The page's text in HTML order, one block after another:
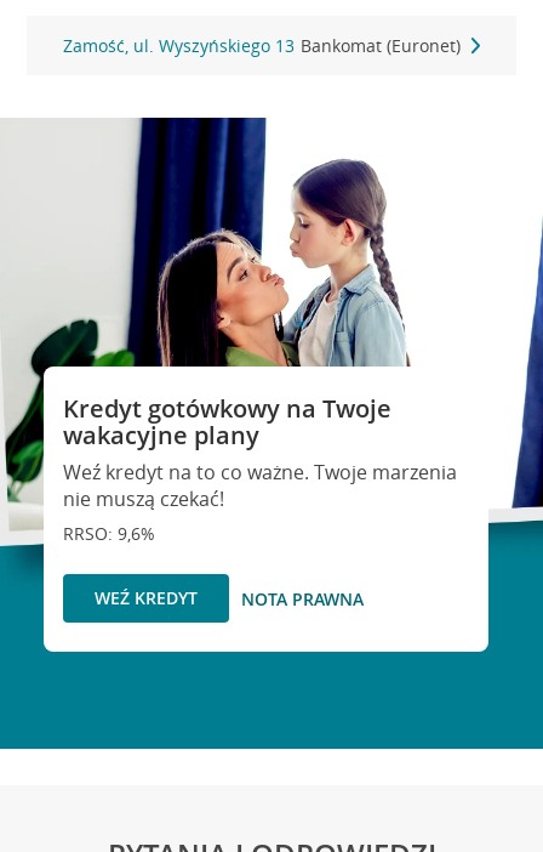
Zamość, ul. Wyszyńskiego 13 Bankomat (Euronet)
Kredyt gotówkowy na Twoje
wakacyjne plany
Weź kredyt na to co ważne. Twoje marzenia
nie muszą czekać!
RRSO: 9,6%
WEŹ KREDYT NOTA PRAWNA